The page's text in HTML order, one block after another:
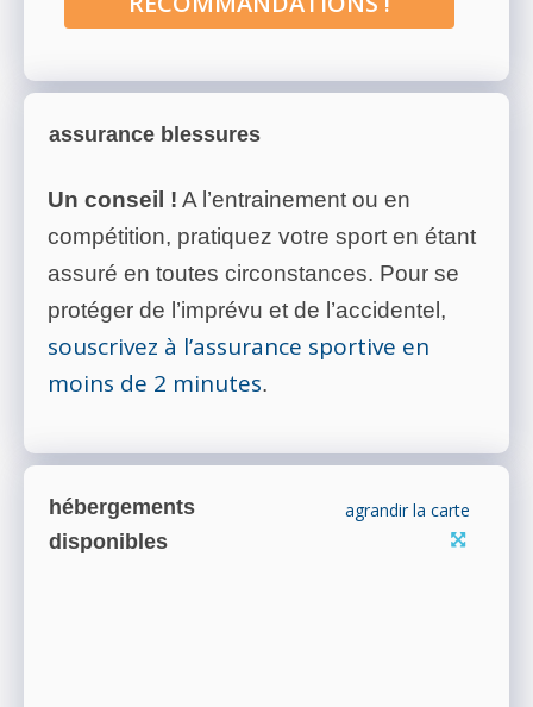
assurance blessures
Un conseil ! A l’entrainement ou en
compétition, pratiquez votre sport en étant
assuré en toutes circonstances. Pour se
protéger de l’imprévu et de l’accidentel,
souscrivez à l’assurance sportive en
moins de 2 minutes.
hébergements
disponibles
agrandir la carte